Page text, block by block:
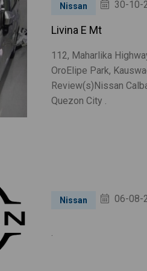
Nissan 30-10-
Livina E Mt
112, Maharlika
OroElipe Park,
Review(s)Nissan
Quezon City .
Nissan 06-08-
.